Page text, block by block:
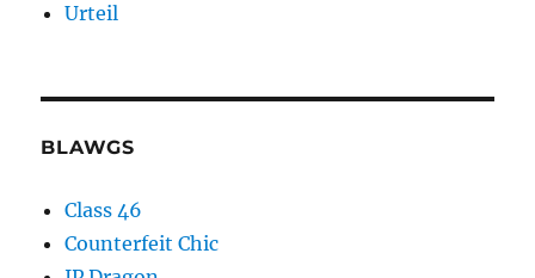
Urteil
BLAWGS
Class 46
Counterfeit Chic